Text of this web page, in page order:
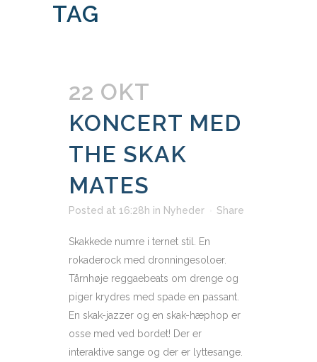
TAG
22 OKT
KONCERT MED
THE SKAK
MATES
Posted at 16:28h in Nyheder Share
Skakkede numre i ternet stil. En
rokaderock med dronningesoloer.
Tårnhøje reggaebeats om drenge og
piger krydres med spade en passant.
En skak-jazzer og en skak-hæphop er
osse med ved bordet! Der er
interaktive sange og der er lyttesange.